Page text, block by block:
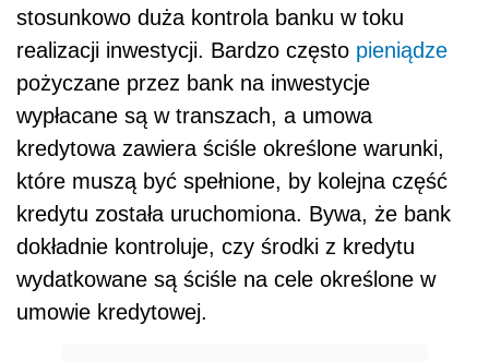
stosunkowo duża kontrola banku w toku
realizacji inwestycji. Bardzo często pieniądze
pożyczane przez bank na inwestycje
wypłacane są w transzach, a umowa
kredytowa zawiera ściśle określone warunki,
które muszą być spełnione, by kolejna część
kredytu została uruchomiona. Bywa, że bank
dokładnie kontroluje, czy środki z kredytu
wydatkowane są ściśle na cele określone w
umowie kredytowej.